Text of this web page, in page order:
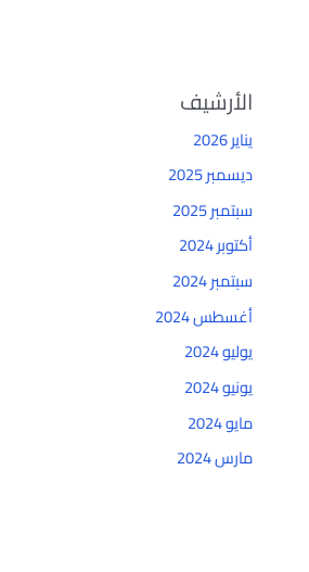
الأرشيف
يناير 2026
ديسمبر 2025
سبتمبر 2025
أكتوبر 2024
سبتمبر 2024
أغسطس 2024
يوليو 2024
يونيو 2024
مايو 2024
مارس 2024